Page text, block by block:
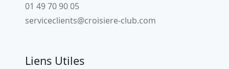
01 49 70 90 05
serviceclients@croisiere-club.com
Liens Utiles